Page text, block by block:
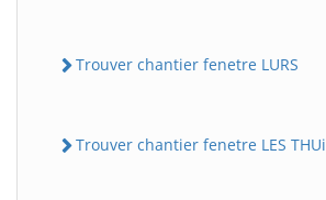
Trouver chantier fenetre LURS
Trouver chantier fenetre LES